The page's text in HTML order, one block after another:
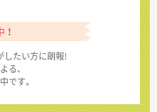
したい方に朗報!
る、
です。